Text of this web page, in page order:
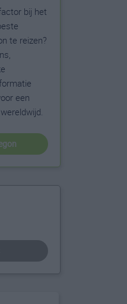
bij het
te reizen?
een